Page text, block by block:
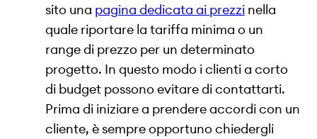
sito una pagina dedicata ai prezzi nella
quale riportare la tariffa minima o un
range di prezzo per un determinato
progetto. In questo modo i clienti a corto
di budget possono evitare di contattarti.
Prima di iniziare a prendere accordi con un
cliente, è sempre opportuno chiedergli